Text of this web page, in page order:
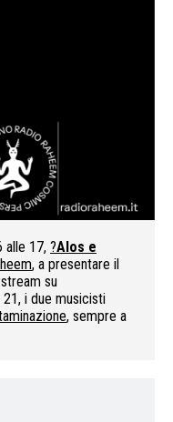
alle 17, ?Alos e
, a presentare il
su
21, i due musicisti
, sempre a